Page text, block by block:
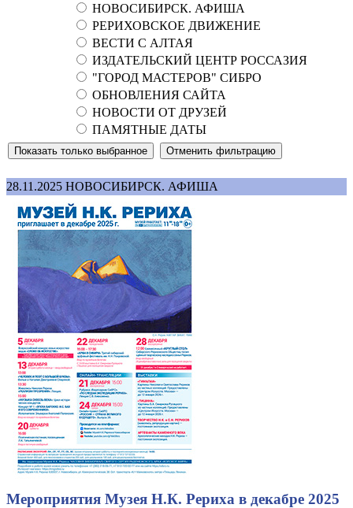
НОВОСИБИРСК. АФИША
РЕРИХОВСКОЕ ДВИЖЕНИЕ
ВЕСТИ С АЛТАЯ
ИЗДАТЕЛЬСКИЙ ЦЕНТР РОССАЗИЯ
"ГОРОД МАСТЕРОВ" СИБРО
ОБНОВЛЕНИЯ САЙТА
НОВОСТИ ОТ ДРУЗЕЙ
ПАМЯТНЫЕ ДАТЫ
28.11.2025 НОВОСИБИРСК. АФИША
Мероприятия Музея Н.К. Рериха в декабре 2025